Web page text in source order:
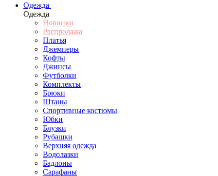
Одежда
Одежда
Новинки
Распродажа
Платья
Джемперы
Кофты
Джинсы
Футболки
Комплекты
Брюки
Штаны
Спортивные костюмы
Юбки
Блузки
Рубашки
Верхняя одежда
Водолазки
Бадлоны
Сарафаны